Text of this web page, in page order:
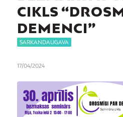
CIKLS
DEMENCI”
SARKANDAUGAVA
17/04/2024